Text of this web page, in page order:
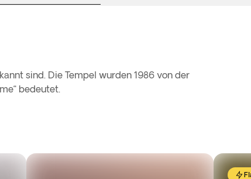
sind. Die Tempel wurden 1986 von der
bedeutet.